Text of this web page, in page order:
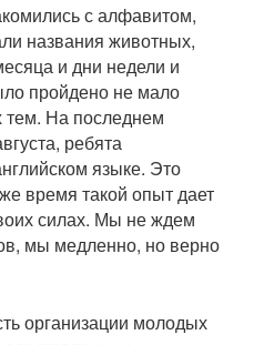
с алфавитом,
названия животных,
и дни недели и
пройдено не мало
тем. На последнем
ребята
языке. Это
время такой опыт дает
силах. Мы не ждем
мы медленно, но верно
организации молодых